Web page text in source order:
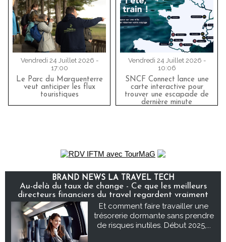
Vendredi 24 Juillet 2026 -
17:00
Le Parc du Marquenterre
veut anticiper les flux
touristiques
Vendredi 24 Juillet 2026 -
10:06
SNCF Connect lance une
carte interactive pour
trouver une escapade de
dernière minute
BRAND NEWS LA TRAVEL TECH
Au-delà du taux de change - Ce que les meilleurs
directeurs financiers du travel regardent vraiment
Et comment faire travailler une
trésorerie dormante sans prendre
de risques inutiles. Début 2025,...